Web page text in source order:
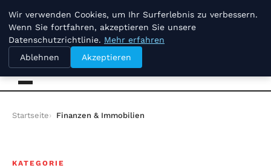
jeudi 6 août 2026
Joerg Pilawa
Startseite Finanzen & Immobilien
KATEGORIE
Wir verwenden Cookies, um Ihr Surferlebnis zu verbessern.
Wenn Sie fortfahren, akzeptieren Sie unsere
Datenschutzrichtlinie. Mehr erfahren
Ablehnen
Akzeptieren